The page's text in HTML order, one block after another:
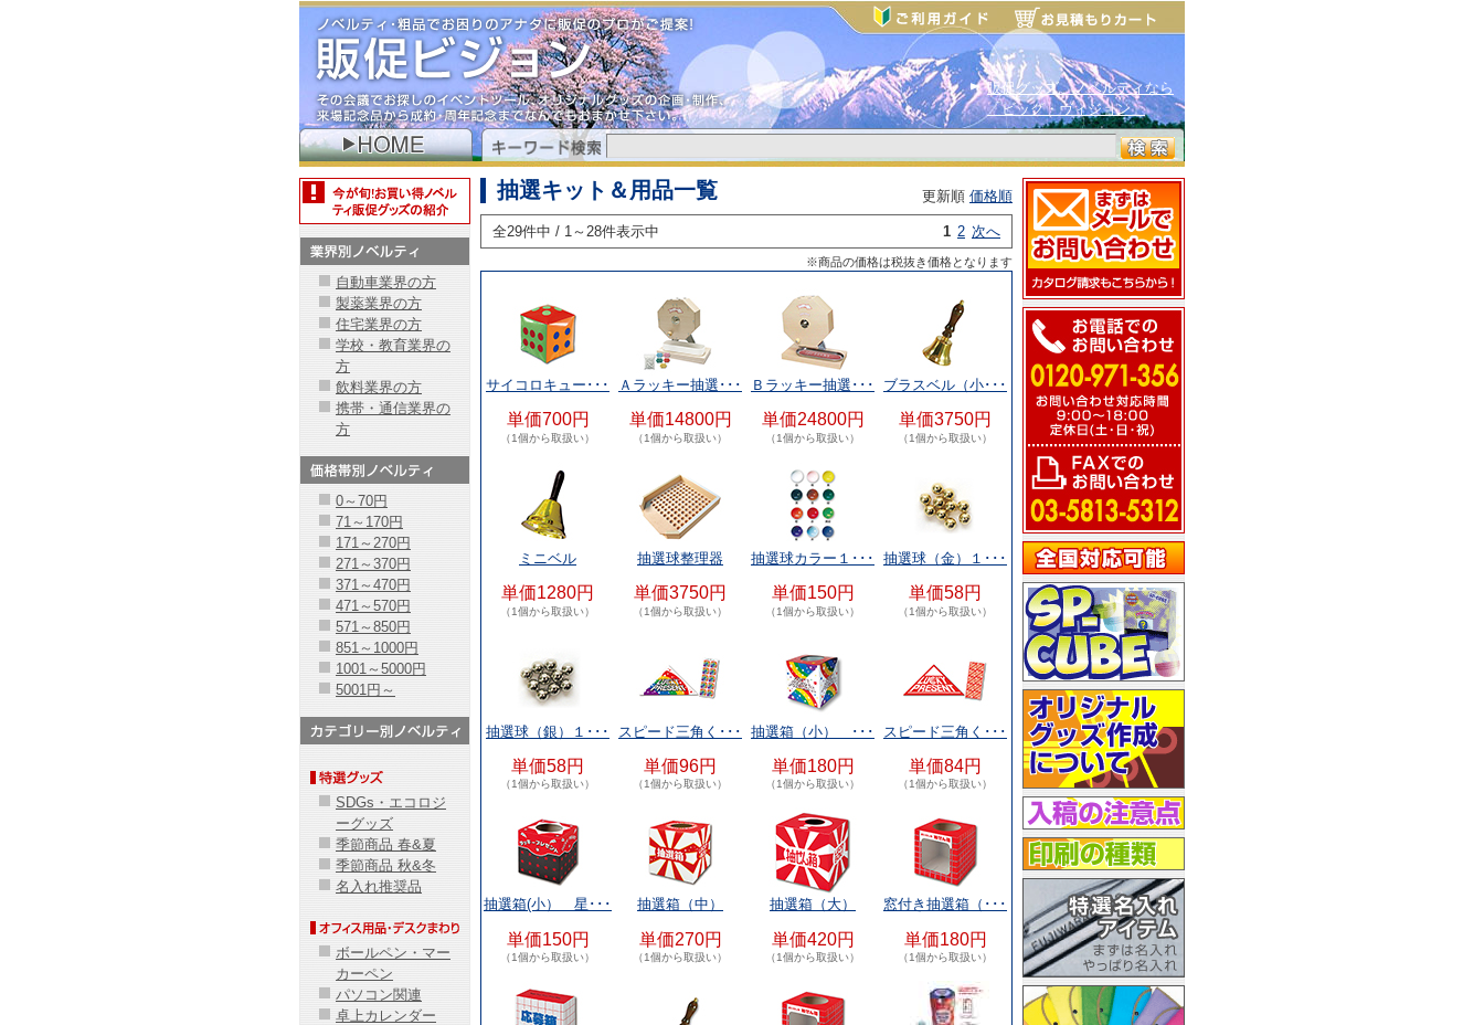
販促グッズ、ノベルティなら
「ビッグ・ヴィジョン」
抽選キット＆用品一覧 更新順 価格順
全29件中 / 1～28件表示中 1 2 次へ
※商品の価格は税抜き価格となります
サイコロキュー･･･
単価700円
（1個から取扱い）
Ａラッキー抽選･･･
単価14800円
（1個から取扱い）
Ｂラッキー抽選･･･
単価24800円
（1個から取扱い）
ブラスベル（小･･･
単価3750円
（1個から取扱い）
ミニベル
単価1280円
（1個から取扱い）
抽選球整理器
単価3750円
（1個から取扱い）
抽選球カラー１･･･
単価150円
（1個から取扱い）
抽選球（金）１･･･
単価58円
（1個から取扱い）
抽選球（銀）１･･･
単価58円
（1個から取扱い）
スピード三角く･･･
単価96円
（1個から取扱い）
抽選箱（小） ･･･
単価180円
（1個から取扱い）
スピード三角く･･･
単価84円
（1個から取扱い）
抽選箱(小） 星･･･
単価150円
（1個から取扱い）
抽選箱（中）
単価270円
（1個から取扱い）
抽選箱（大）
単価420円
（1個から取扱い）
窓付き抽選箱（･･･
単価180円
（1個から取扱い）
自動車業界の方
製薬業界の方
住宅業界の方
学校・教育業界の
方
飲料業界の方
携帯・通信業界の
方
0～70円
71～170円
171～270円
271～370円
371～470円
471～570円
571～850円
851～1000円
1001～5000円
5001円～
SDGs・エコロジ
ーグッズ
季節商品 春&夏
季節商品 秋&冬
名入れ推奨品
ボールペン・マー
カーペン
パソコン関連
卓上カレンダー